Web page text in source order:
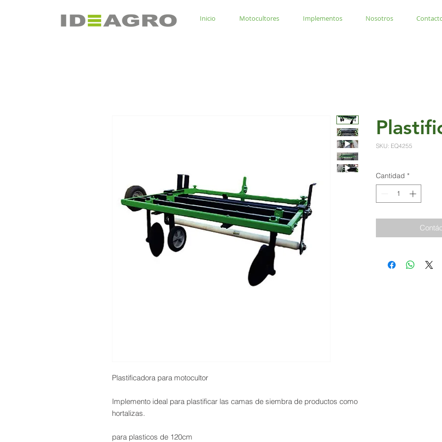
Inicio Motocultores Implementos Nosotros
Plastificadora para motocultor
Implemento ideal para plastificar las camas de siembra de productos como
hortalizas.
para plasticos de 120cm
SKU: EQ4255
Cantidad *